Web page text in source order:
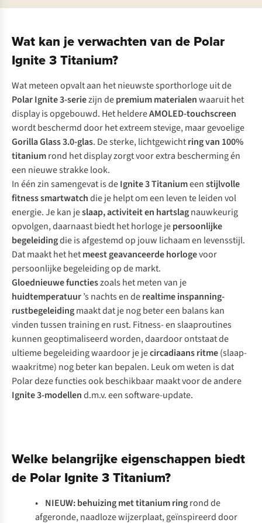
Wat kan je verwachten van de Polar
Ignite 3 Titanium?
Wat meteen opvalt aan het nieuwste sporthorloge uit de
Polar Ignite 3-seriezijn depremiummaterialenwaaruit het
display is opgebouwd. Het heldereAMOLED-touchscreen
wordt beschermd door het extreem stevige, maar gevoelige
Gorilla Glass 3.0-glas. De sterke, lichtgewichtring van 100%
titaniumrond het display zorgt voor extra bescherming én
een nieuwe strakke look.
In één zin samengevat is deIgnite 3 Titaniumeenstijlvolle
fitness smartwatchdie je helpt om een leven te leiden vol
energie. Je kan jeslaap, activiteit en hartslagnauwkeurig
opvolgen, daarnaast biedt het horloge jepersoonlijke
begeleidingdie is afgestemd op jouw lichaam en levensstijl.
Dat maakt het hetmeest geavanceerde horlogevoor
persoonlijke begeleiding op de markt.
Gloednieuwe functieszoals het meten van je
huidtemperatuur’s nachts en derealtime inspanning-
rustbegeleidingmaakt dat je nog beter een balans kan
vinden tussen training en rust. Fitness- en slaaproutines
kunnen geoptimaliseerd worden, daardoor ontstaat de
ultieme begeleiding waardoor je jecircadiaans ritme(slaap-
waakritme) nog beter kan bepalen. Leuk om weten is dat
Polar deze functies ook beschikbaar maakt voor de andere
Ignite 3-modellend.m.v. een software-update.
Welke belangrijke eigenschappen biedt
de Polar Ignite 3 Titanium?
• NIEUW: behuizingmet titanium ringrond de
afgeronde, naadloze wijzerplaat, geïnspireerd door